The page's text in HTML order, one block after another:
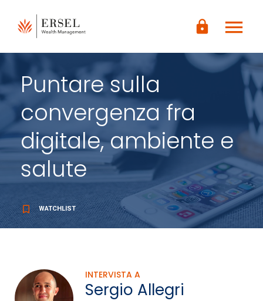
CONTENUTO
PRINCIPALE
PIÈ DI
PAGINA
lock menu
Puntare sulla
convergenza fra
digitale, ambiente e
salute
bookmark_border WATCHLIST
INTERVISTA A
Sergio Allegri